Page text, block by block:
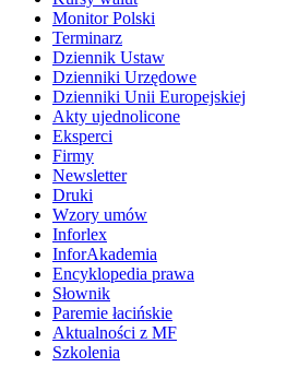
Monitor Polski
Terminarz
Dziennik Ustaw
Dzienniki Urzędowe
Dzienniki Unii Europejskiej
Akty ujednolicone
Eksperci
Firmy
Newsletter
Druki
Wzory umów
Inforlex
InforAkademia
Encyklopedia prawa
Słownik
Paremie łacińskie
Aktualności z MF
Szkolenia